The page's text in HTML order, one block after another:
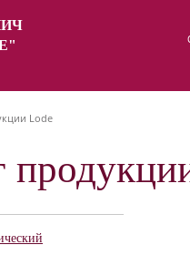
Lode